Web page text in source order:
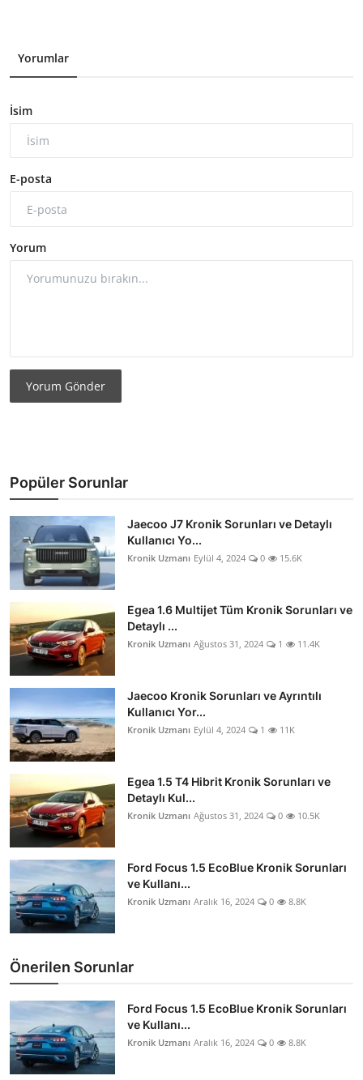
Yorumlar
İsim
E-posta
Yorum
Yorum Gönder
Popüler Sorunlar
Jaecoo J7 Kronik Sorunları ve Detaylı
Kullanıcı Yo...
Kronik Uzmanı Eylül 4, 2024 0 15.6K
Egea 1.6 Multijet Tüm Kronik Sorunları ve
Detaylı ...
Kronik Uzmanı Ağustos 31, 2024 1 11.4K
Jaecoo Kronik Sorunları ve Ayrıntılı
Kullanıcı Yor...
Kronik Uzmanı Eylül 4, 2024 1 11K
Egea 1.5 T4 Hibrit Kronik Sorunları ve
Detaylı Kul...
Kronik Uzmanı Ağustos 31, 2024 0 10.5K
Ford Focus 1.5 EcoBlue Kronik Sorunları
ve Kullanı...
Kronik Uzmanı Aralık 16, 2024 0 8.8K
Önerilen Sorunlar
Ford Focus 1.5 EcoBlue Kronik Sorunları
ve Kullanı...
Kronik Uzmanı Aralık 16, 2024 0 8.8K